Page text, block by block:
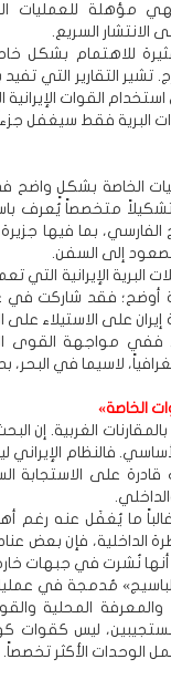
فهي مؤهلة للعمليات
الانتشار السريع.
للاهتمام بشكل
القوات الإيرانية
البرية فقط سيغفل
الخاصة بشكلٍ واضح
بما فيها
إلى السفن.
الإيرانية التي
أوضح؛ فقد شاركت
على الاستيلاء
ففي مواجهة القوى
لاسيما في البحر،
الخاصة»
فالنظام
قادرة على الاستجابة
غالباً ما يُغفَل عنه رغم
الداخلية، فإن بعض
نُشرت في جبهات
مُدمجة في
والمعرفة المحلية
ليس كقوات
الوحدات الأكثر تخصصاً.